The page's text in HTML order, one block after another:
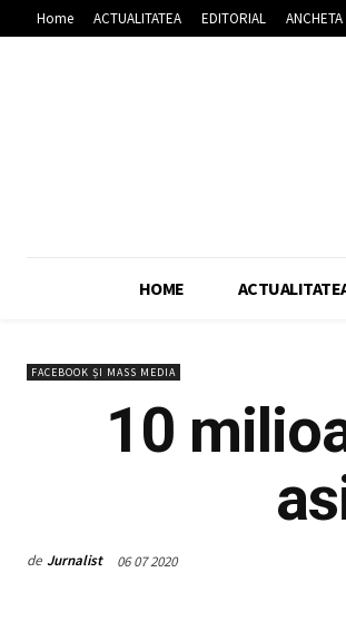
Home ACTUALITATEA EDITORIAL
HOME
FACEBOOK ȘI MASS MEDIA
10
de Jurnalist 06 07 2020